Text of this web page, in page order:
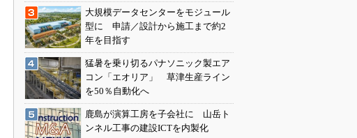
大規模データセンターをモジュール
型に 申請／設計から施工まで約2
年を目指す
猛暑を乗り切るパナソニック製エア
コン「エオリア」 草津生産ライン
を50％自動化へ
鹿島が演算工房を子会社に 山岳ト
ンネル工事の建設ICTを内製化